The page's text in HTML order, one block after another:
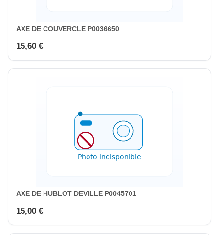
AXE DE COUVERCLE P0036650
15,60 €
AXE DE HUBLOT DEVILLE P0045701
15,00 €